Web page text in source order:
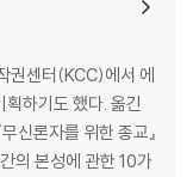
를 노래한 시인들
콘·살라만드라
다·달라이라마·사제왕
권센터(KCC)에서 에
획하기도 했다. 옮긴
신론자를 위한 종교』
간의 본성에 관한 10가